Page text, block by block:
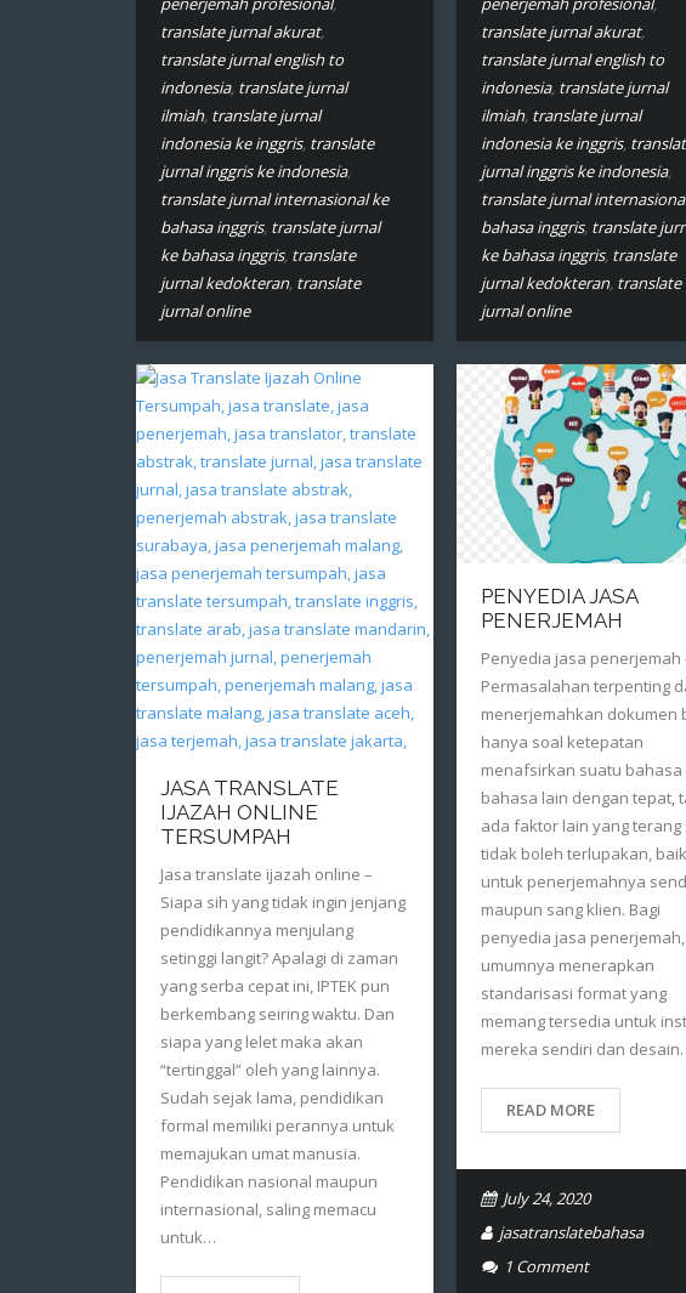
translate jurnal akurat,
translate jurnal english to
indonesia, translate jurnal
ilmiah, translate jurnal
indonesia ke inggris, translate
jurnal inggris ke indonesia,
translate jurnal internasional ke
bahasa inggris, translate jurnal
ke bahasa inggris, translate
jurnal kedokteran, translate
jurnal online
translate jurnal akurat,
translate jurnal english to
indonesia, translate jurnal
ilmiah, translate jurnal
indonesia ke inggris,
jurnal inggris ke indonesia,
translate jurnal
bahasa inggris, translate
ke bahasa inggris, translate
jurnal kedokteran, translate
jurnal online
JASA TRANSLATE
IJAZAH ONLINE
TERSUMPAH
Jasa translate ijazah online –
Siapa sih yang tidak ingin jenjang
pendidikannya menjulang
setinggi langit? Apalagi di zaman
yang serba cepat ini, IPTEK pun
berkembang seiring waktu. Dan
siapa yang lelet maka akan
“tertinggal” oleh yang lainnya.
Sudah sejak lama, pendidikan
formal memiliki perannya untuk
memajukan umat manusia.
Pendidikan nasional maupun
internasional, saling memacu
untuk…
PENYEDIA JASA
PENERJEMAH
Penyedia jasa penerjemah
Permasalahan terpenting
menerjemahkan dokumen
hanya soal ketepatan
menafsirkan suatu bahasa
bahasa lain dengan tepat,
ada faktor lain yang terang
tidak boleh terlupakan, baik
untuk penerjemahnya
maupun sang klien. Bagi
penyedia jasa penerjemah,
umumnya menerapkan
standarisasi format yang
memang tersedia untuk
mereka sendiri dan
READ MORE
July 24, 2020
jasatranslatebahasa
1 Comment